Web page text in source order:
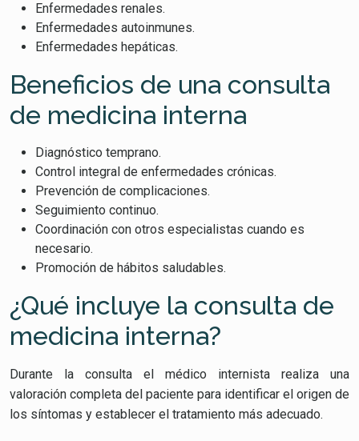
Enfermedades renales.
Enfermedades autoinmunes.
Enfermedades hepáticas.
Beneficios de una consulta
de medicina interna
Diagnóstico temprano.
Control integral de enfermedades crónicas.
Prevención de complicaciones.
Seguimiento continuo.
Coordinación con otros especialistas cuando es
necesario.
Promoción de hábitos saludables.
¿Qué incluye la consulta de
medicina interna?
Durante la consulta el médico internista realiza una
valoración completa del paciente para identificar el origen de
los síntomas y establecer el tratamiento más adecuado.